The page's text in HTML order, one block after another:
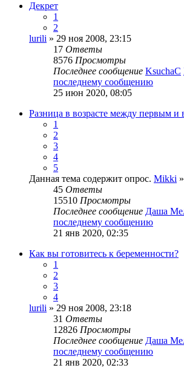
Декрет
1
2
lurili » 29 ноя 2008, 23:15
17 Ответы
8576 Просмотры
Последнее сообщение KsuchaC
последнему сообщению
25 июн 2020, 08:05
Разница в возрасте между первым и
1
2
3
4
5
Данная тема содержит опрос. Mikki
45 Ответы
15510 Просмотры
Последнее сообщение Даша
последнему сообщению
21 янв 2020, 02:35
Как вы готовитесь к беременности?
1
2
3
4
lurili » 29 ноя 2008, 23:18
31 Ответы
12826 Просмотры
Последнее сообщение Даша
последнему сообщению
21 янв 2020, 02:33